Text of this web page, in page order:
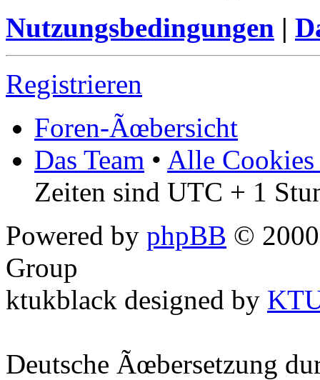
Nutzungsbedingungen |
Registrieren
Foren-Ãœbersicht
Das Team • Alle Cookies
Zeiten sind UTC + 1
Powered by phpBB ©
Group
ktukblack designed by
Deutsche Ãœbersetzung